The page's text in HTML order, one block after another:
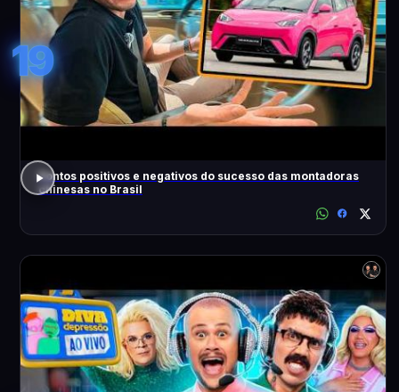
19
Pontos positivos e negativos do sucesso das montadoras
chinesas no Brasil